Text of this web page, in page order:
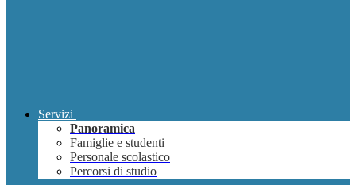
Servizi
Panoramica
Famiglie e studenti
Personale scolastico
Percorsi di studio